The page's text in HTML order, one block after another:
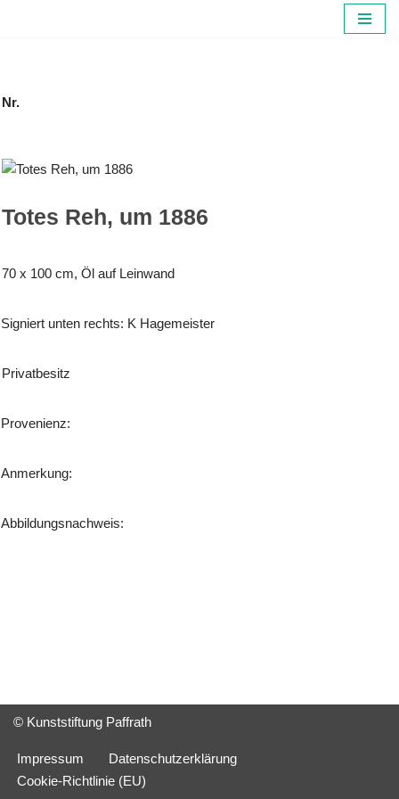
Nr.
Totes Reh, um 1886
70 x 100 cm, Öl auf Leinwand
Signiert unten rechts: K Hagemeister
Privatbesitz
Provenienz:
Anmerkung:
Abbildungsnachweis:
© Kunststiftung Paffrath
Impressum
Datenschutzerklärung
Cookie-Richtlinie (EU)